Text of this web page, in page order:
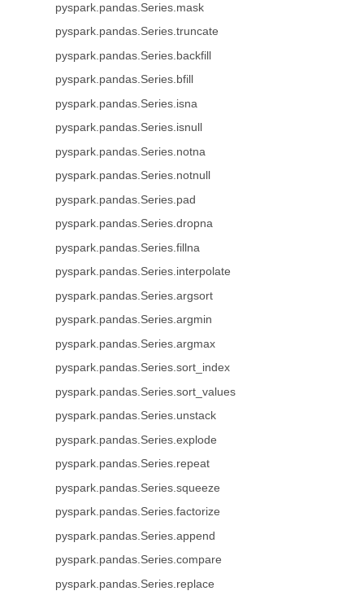
pyspark.pandas.Series.mask
pyspark.pandas.Series.truncate
pyspark.pandas.Series.backfill
pyspark.pandas.Series.bfill
pyspark.pandas.Series.isna
pyspark.pandas.Series.isnull
pyspark.pandas.Series.notna
pyspark.pandas.Series.notnull
pyspark.pandas.Series.pad
pyspark.pandas.Series.dropna
pyspark.pandas.Series.fillna
pyspark.pandas.Series.interpolate
pyspark.pandas.Series.argsort
pyspark.pandas.Series.argmin
pyspark.pandas.Series.argmax
pyspark.pandas.Series.sort_index
pyspark.pandas.Series.sort_values
pyspark.pandas.Series.unstack
pyspark.pandas.Series.explode
pyspark.pandas.Series.repeat
pyspark.pandas.Series.squeeze
pyspark.pandas.Series.factorize
pyspark.pandas.Series.append
pyspark.pandas.Series.compare
pyspark.pandas.Series.replace